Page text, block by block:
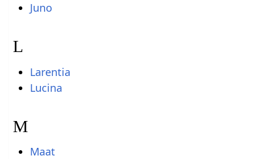
Juno
L
Larentia
Lucina
M
Maat